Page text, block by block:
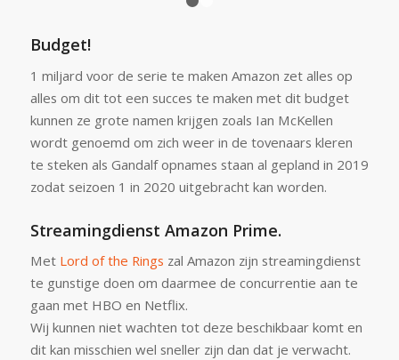
Budget!
1 miljard voor de serie te maken Amazon zet alles op
alles om dit tot een succes te maken met dit budget
kunnen ze grote namen krijgen zoals Ian McKellen
wordt genoemd om zich weer in de tovenaars kleren
te steken als Gandalf opnames staan al gepland in 2019
zodat seizoen 1 in 2020 uitgebracht kan worden.
Streamingdienst Amazon Prime.
Met Lord of the Rings zal Amazon zijn streamingdienst
te gunstige doen om daarmee de concurrentie aan te
gaan met HBO en Netflix.
Wij kunnen niet wachten tot deze beschikbaar komt en
dit kan misschien wel sneller zijn dan dat je verwacht.